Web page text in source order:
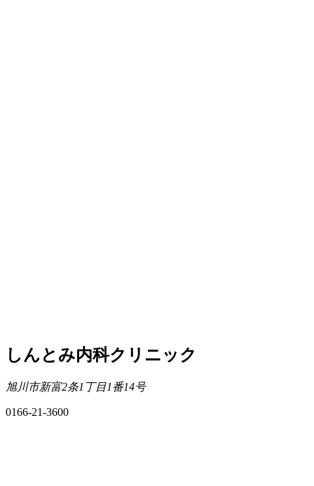
しんとみ内科クリニック
旭川市新富2条1丁目1番14号
0166-21-3600